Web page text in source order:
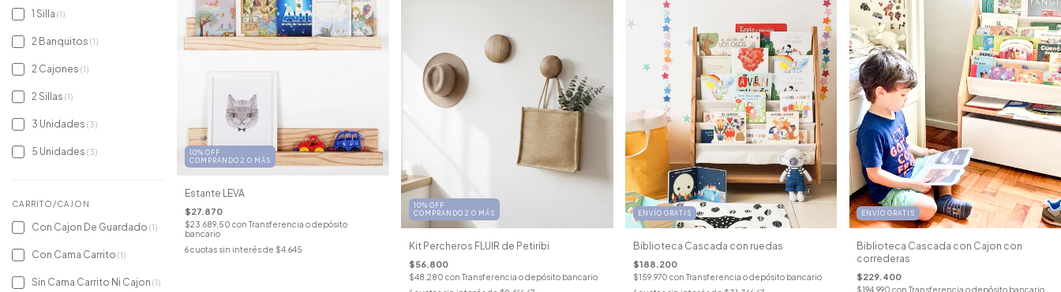
1 Silla (1)
2 Banquitos (1)
2 Cajones (1)
2 Sillas (1)
3 Unidades (3)
5 Unidades (3)
CARRITO/CAJON
Con Cajon De Guardado (1)
Con Cama Carrito (1)
Sin Cama Carrito Ni Cajon (1)
10% OFF
COMPRANDO 2 O MÁS
Estante LEVA
$27.870
$23.689,50 con Transferencia o depósito
bancario
6cuotas sin interés de $4.645
10% OFF
COMPRANDO 2 O MÁS
Kit Percheros FLUIR de Petiribi
$56.800
$48.280 con Transferencia o depósito bancario
ENVÍO GRATIS
Biblioteca Cascada con ruedas
$188.200
$159.970 con Transferencia o depósito bancario
ENVÍO GRATIS
Biblioteca Cascada con Cajon con
correderas
$229.400
$194.990con Transferencia o depósito bancario